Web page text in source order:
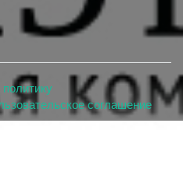
политику
соглашение